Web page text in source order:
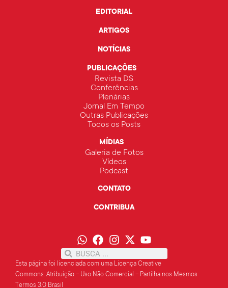
EDITORIAL
ARTIGOS
NOTÍCIAS
PUBLICAÇÕES
Revista DS
Conferências
Plenárias
Jornal Em Tempo
Outras Publicações
Todos os Posts
MÍDIAS
Galeria de Fotos
Vídeos
Podcast
CONTATO
CONTRIBUA
Esta página foi licenciada com uma Licença Creative
Commons. Atribuição – Uso Não Comercial – Partilha nos Mesmos
Termos 3.0 Brasil